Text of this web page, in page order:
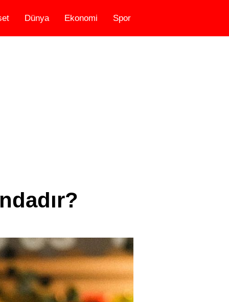
Dünya Ekonomi Spor